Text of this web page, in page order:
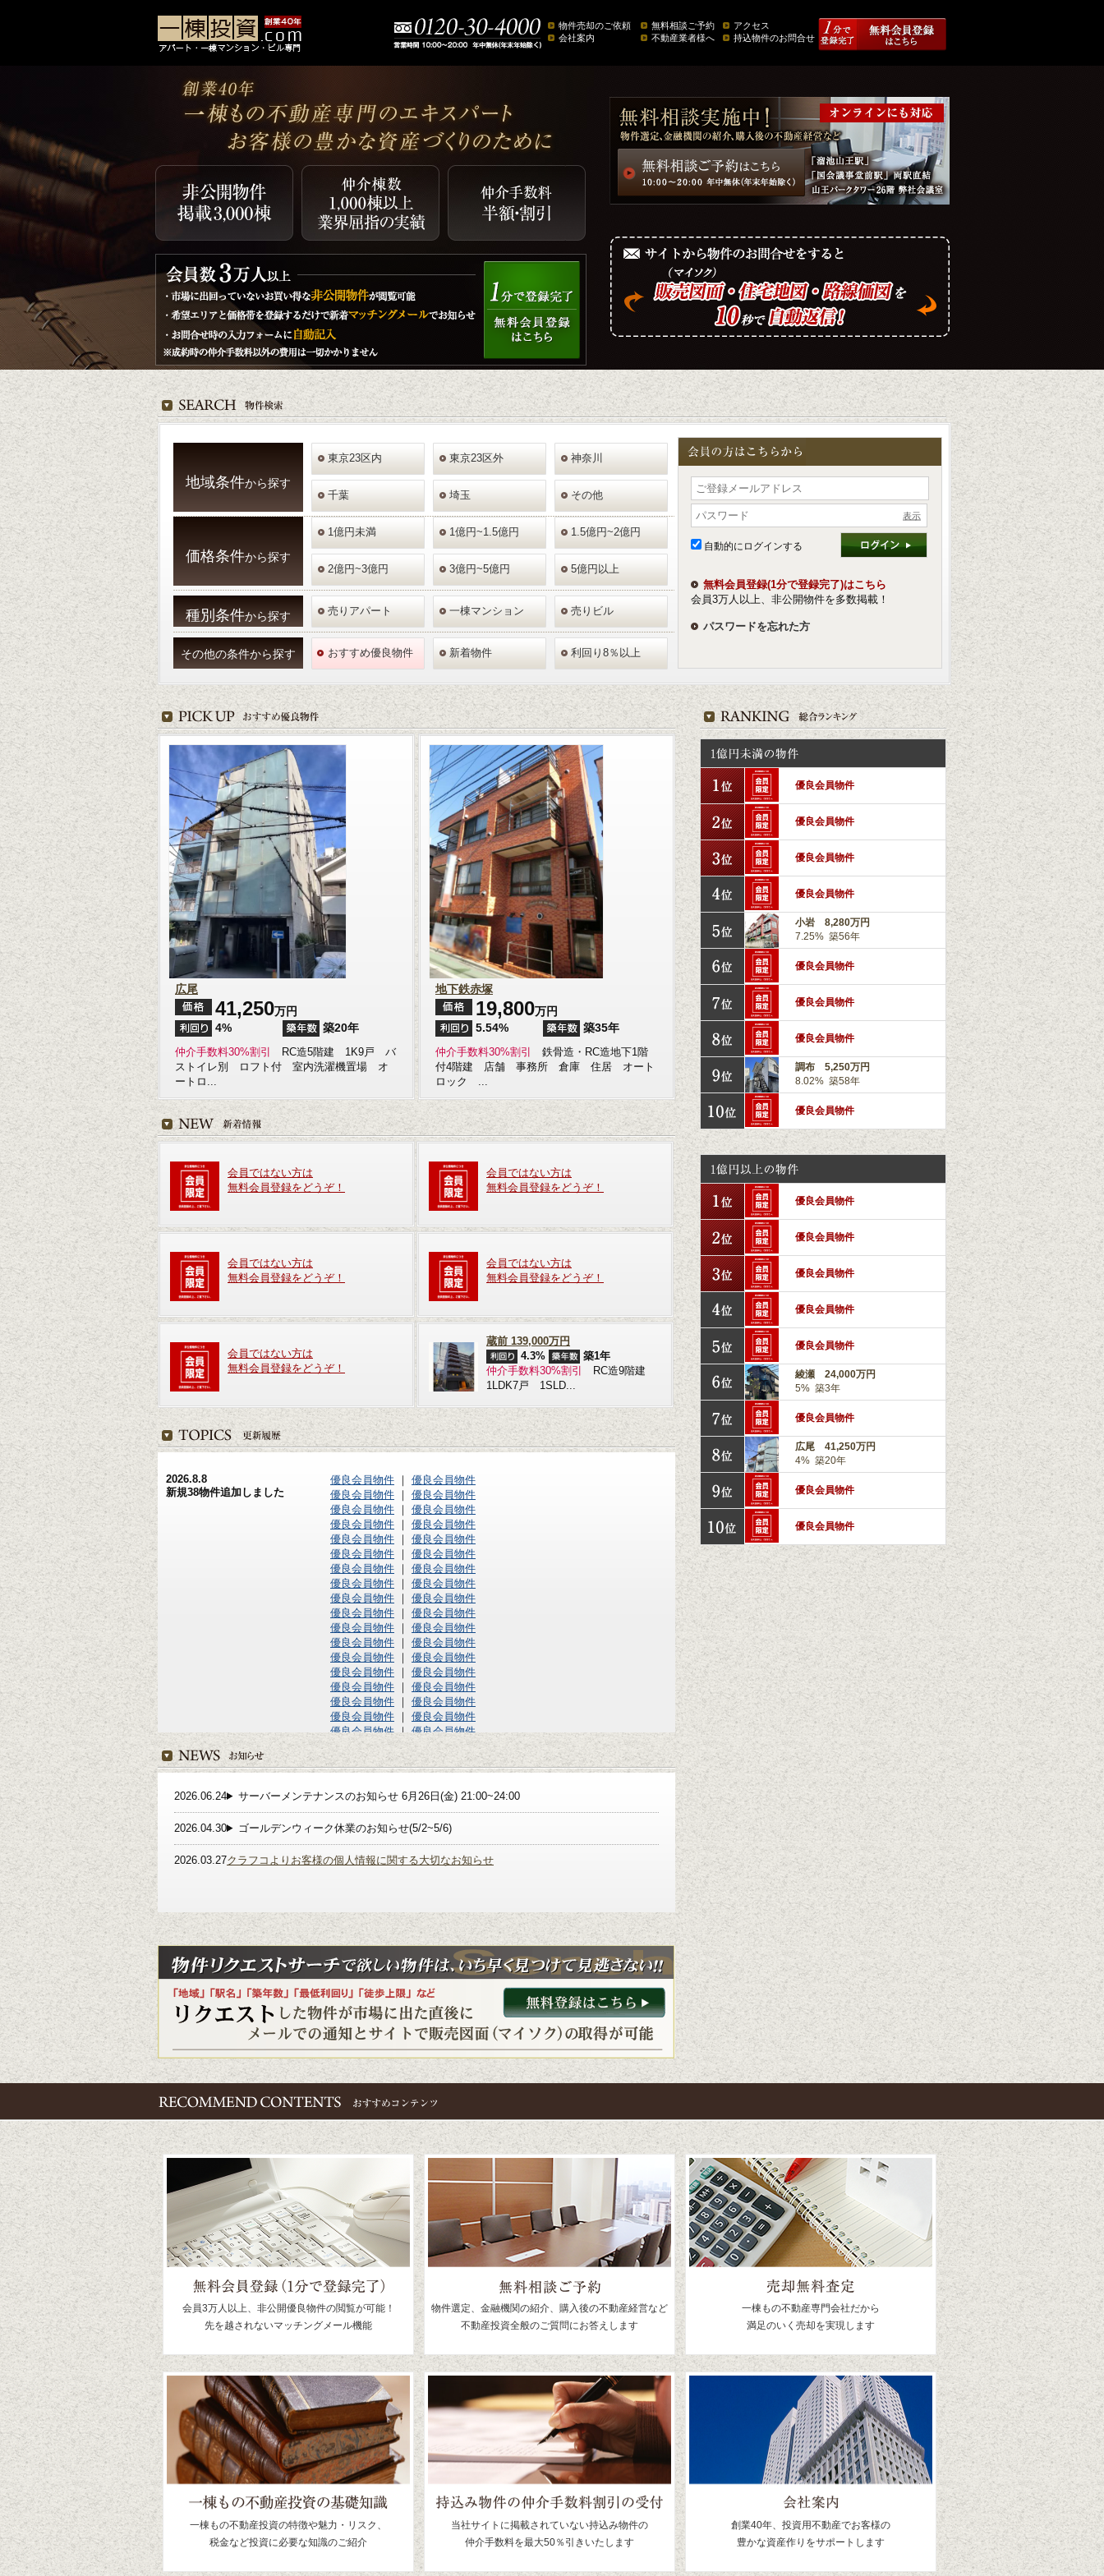
物件売却のご依頼 無料相談ご予約
アクセス
会社案内
不動産業者様へ 持込物件のお問合せ
地域条件から探す
東京23区内 東京23区外 神奈川
千葉 埼玉 その他
価格条件から探す
1億円未満 1億円~1.5億円 1.5億円~2億円
2億円~3億円 3億円~5億円 5億円以上
種別条件から探す 売りアパート 一棟マンション 売りビル
その他の条件から探す おすすめ優良物件 新着物件 利回り8％以上
表示
自動的にログインする
無料会員登録(1分で登録完了)はこちら
会員3万人以上、非公開物件を多数掲載！
パスワードを忘れた方
広尾
41,250万円
4%
築20年
仲介手数料30%割引
RC造5階建 1K9戸 バ
ストイレ別 ロフト付 室内洗濯機置場 オ
ートロ...
地下鉄赤塚
19,800万円
5.54%
築35年
仲介手数料30%割引
鉄骨造・RC造地下1階
付4階建 店舗 事務所 倉庫 住居 オート
ロック ...
会員ではない方は
無料会員登録をどうぞ！
会員ではない方は
無料会員登録をどうぞ！
会員ではない方は
無料会員登録をどうぞ！
会員ではない方は
無料会員登録をどうぞ！
会員ではない方は
無料会員登録をどうぞ！
蔵前 139,000万円
4.3%
築1年
仲介手数料30%割引
RC造9階建
1LDK7戸 1SLD...
2026.8.8
新規38物件追加しました
優良会員物件 ｜ 優良会員物件
優良会員物件 ｜ 優良会員物件
優良会員物件 ｜ 優良会員物件
優良会員物件 ｜ 優良会員物件
優良会員物件 ｜ 優良会員物件
優良会員物件 ｜ 優良会員物件
優良会員物件 ｜ 優良会員物件
優良会員物件 ｜ 優良会員物件
優良会員物件 ｜ 優良会員物件
優良会員物件 ｜ 優良会員物件
優良会員物件 ｜ 優良会員物件
優良会員物件 ｜ 優良会員物件
優良会員物件 ｜ 優良会員物件
優良会員物件 ｜ 優良会員物件
優良会員物件 ｜ 優良会員物件
優良会員物件 ｜ 優良会員物件
優良会員物件 ｜ 優良会員物件
優良会員物件 ｜優良会員物件
優良会員物件 ｜
優良会員物件
2026.8.7
優良会員物件｜優良会員物件
優良会員物件｜優良会員物件
優良会員物件｜優良会員物件
優良会員物件｜優良会員物件
優良会員物件｜優良会員物件
優良会員物件｜優良会員物件
2026.8.6
新規26物件追加しました
優良会員物件｜優良会員物件
優良会員物件｜優良会員物件
優良会員物件 ｜優良会員物件
優良会員物件 ｜優良会員物件
優良会員物件 ｜ 優良会員物件
日吉 23,500万円 6.1% ｜
優良会員物件｜優良会員物件
優良会員物件 ｜ 優良会員物件
優良会員物件｜優良会員物件
優良会員物件｜優良会員物件
優良会員物件 ｜優良会員物件
優良会員物件｜優良会員物件
2026.8.5
新規25物件追加しました
優良会員物件 ｜ 優良会員物件
優良会員物件 ｜優良会員物件
優良会員物件
優良会員物件
優良会員物件
優良会員物件｜ 優良会員物件
優良会員物件｜
優良会員物件
優良会員物件｜ 優良会員物件
優良会員物件
優良会員物件
優良会員物件
優良会員物件
優良会員物件｜ 優良会員物件
優良会員物件
優良会員物件
優良会員物件
優良会員物件
優良会員物件
2026.8.4
優良会員物件
優良会員物件
優良会員物件
優良会員物件 ｜ 優良会員物件
優良会員物件｜
優良会員物件
優良会員物件
優良会員物件
優良会員物件｜
優良会員物件
優良会員物件｜
優良会員物件
優良会員物件｜
優良会員物件
優良会員物件｜
優良会員物件
優良会員物件｜
優良会員物件
新規18物件追加しました
優良会員物件
優良会員物件
優良会員物件
優良会員物件
優良会員物件
優良会員物件
優良会員物件
優良会員物件
優良会員物件
優良会員物件
2026.06.24 サーバーメンテナンスのお知らせ 6月26日(金) 21:00~24:00
2026.04.30 ゴールデンウィーク休業のお知らせ(5/2~5/6)
2026.03.27クラフコよりお客様の個人情報に関する大切なお知らせ
優良会員物件
優良会員物件
優良会員物件
優良会員物件
小岩 8,280万円
7.25% 築56年
優良会員物件
優良会員物件
優良会員物件
調布 5,250万円
8.02% 築58年
優良会員物件
優良会員物件
優良会員物件
優良会員物件
優良会員物件
優良会員物件
綾瀬 24,000万円
5% 築3年
優良会員物件
広尾 41,250万円
4% 築20年
優良会員物件
優良会員物件
会員3万人以上、非公開優良物件の閲覧が可能！
先を越されないマッチングメール機能
物件選定、金融機関の紹介、購入後の不動産経営など
不動産投資全般のご質問にお答えします
一棟もの不動産専門会社だから
満足のいく売却を実現します
一棟もの不動産投資の特徴や魅力・リスク、
税金など投資に必要な知識のご紹介
当社サイトに掲載されていない持込み物件の
仲介手数料を最大50％引きいたします
創業40年、投資用不動産でお客様の
豊かな資産作りをサポートします